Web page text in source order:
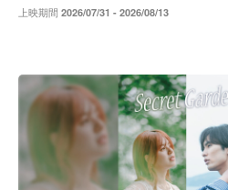
上映期間 2026/07/31 - 2026/08/13